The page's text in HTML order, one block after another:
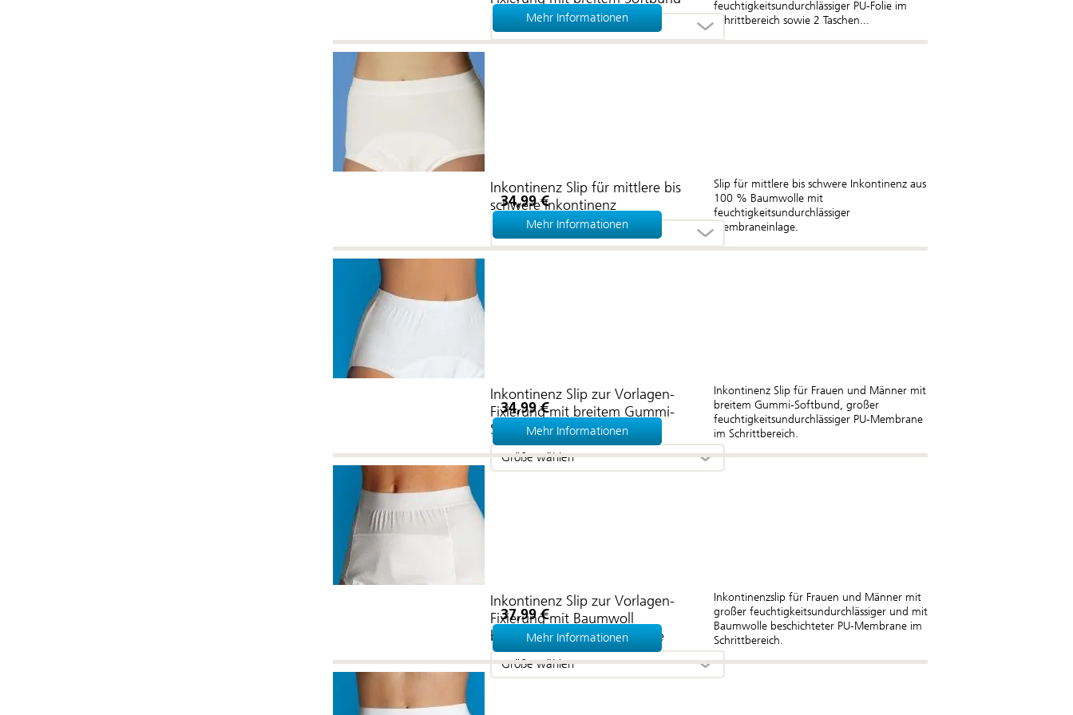
Größe wählen
feuchtigkeitsundurchlässiger PU-Folie im
Schrittbereich sowie 2 Taschen...
Mehr Informationen
Inkontinenz Slip für mittlere bis
schwere Inkontinenz
Größe wählen
Slip für mittlere bis schwere Inkontinenz aus
100 % Baumwolle mit
feuchtigkeitsundurchlässiger
Membraneinlage.
34,99 €
Mehr Informationen
Inkontinenz Slip zur Vorlagen-
Fixierung mit breitem Gummi-
Softbund
Größe wählen
Inkontinenz Slip für Frauen und Männer mit
breitem Gummi-Softbund, großer
feuchtigkeitsundurchlässiger PU-Membrane
im Schrittbereich.
34,99 €
Mehr Informationen
Inkontinenz Slip zur Vorlagen-
Fixierung mit Baumwoll
beschichteter PU-Membrane
Größe wählen
Inkontinenzslip für Frauen und Männer mit
großer feuchtigkeitsundurchlässiger und mit
Baumwolle beschichteter PU-Membrane im
Schrittbereich.
37,99 €
Mehr Informationen